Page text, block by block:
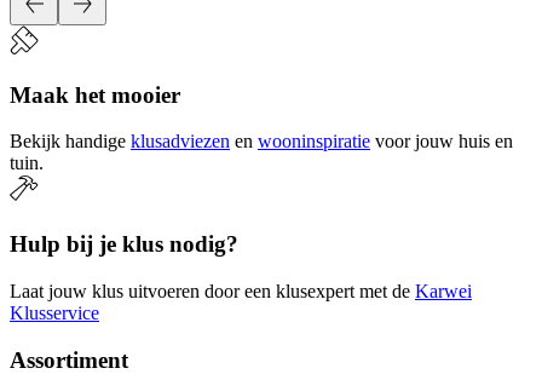
Maak het mooier
Bekijk handige klusadviezen en wooninspiratie voor jouw huis en
tuin.
Hulp bij je klus nodig?
Laat jouw klus uitvoeren door een klusexpert met de Karwei
Klusservice
Assortiment